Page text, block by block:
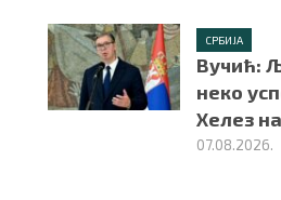
СРБИЈА
Вучић:
неко
Хелез
07.08.2026.